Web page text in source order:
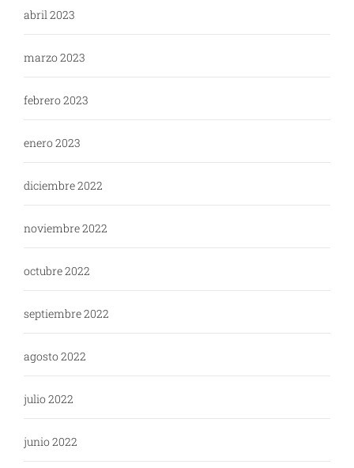
abril 2023
marzo 2023
febrero 2023
enero 2023
diciembre 2022
noviembre 2022
octubre 2022
septiembre 2022
agosto 2022
julio 2022
junio 2022